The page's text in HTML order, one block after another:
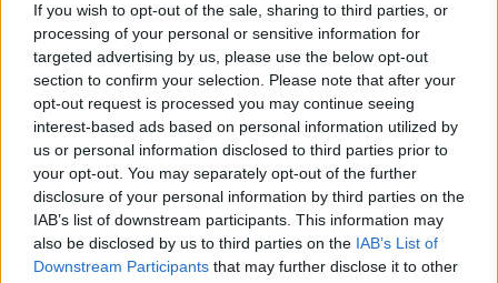
If you wish to opt-out of the sale, sharing to third parties, or
processing of your personal or sensitive information for
targeted advertising by us, please use the below opt-out
section to confirm your selection. Please note that after your
opt-out request is processed you may continue seeing
interest-based ads based on personal information utilized by
us or personal information disclosed to third parties prior to
your opt-out. You may separately opt-out of the further
disclosure of your personal information by third parties on the
IAB’s list of downstream participants. This information may
also be disclosed by us to third parties on the IAB’s List of
Downstream Participants that may further disclose it to other
Previous slide Next